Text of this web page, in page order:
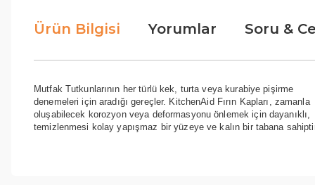
Ürün Bilgisi Yorumlar Soru &
Mutfak Tutkunlarının her türlü kek, turta veya kurabiye pişirme
denemeleri için aradığı gereçler. KitchenAid Fırın Kapları, zamanla
oluşabilecek korozyon veya deformasyonu önlemek için dayanıklı,
temizlenmesi kolay yapışmaz bir yüzeye ve kalın bir tabana